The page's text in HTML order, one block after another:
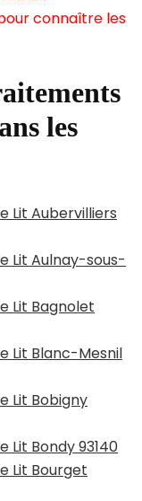
connaître les
les
Lit Aubervilliers
Lit Aulnay-sous-
Lit Bagnolet
Lit Blanc-Mesnil
Lit Bobigny
Lit Bondy 93140
Lit Bourget